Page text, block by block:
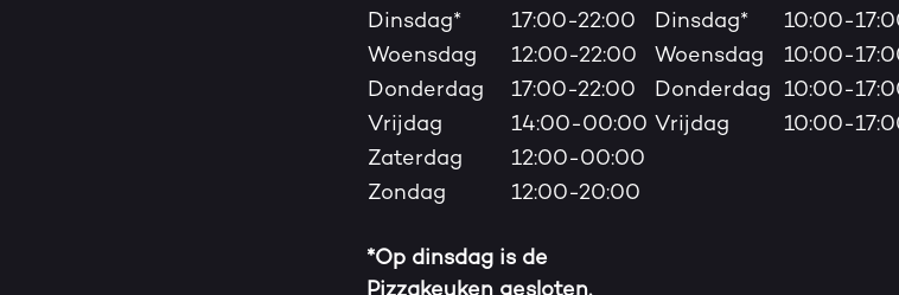
Dinsdag*
17:00-22:00
Woensdag
12:00-22:00
Donderdag
17:00-22:00
Vrijdag
14:00-00:00
Zaterdag
12:00-00:00
Zondag
12:00-20:00
*Op dinsdag is de
Dinsdag*
10:00-
Woensdag
10:00-
Donderdag
10:00-
Vrijdag
10:00-